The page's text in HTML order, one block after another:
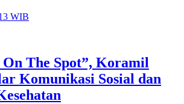
WIB
The Spot”, Koramil
Komunikasi Sosial dan